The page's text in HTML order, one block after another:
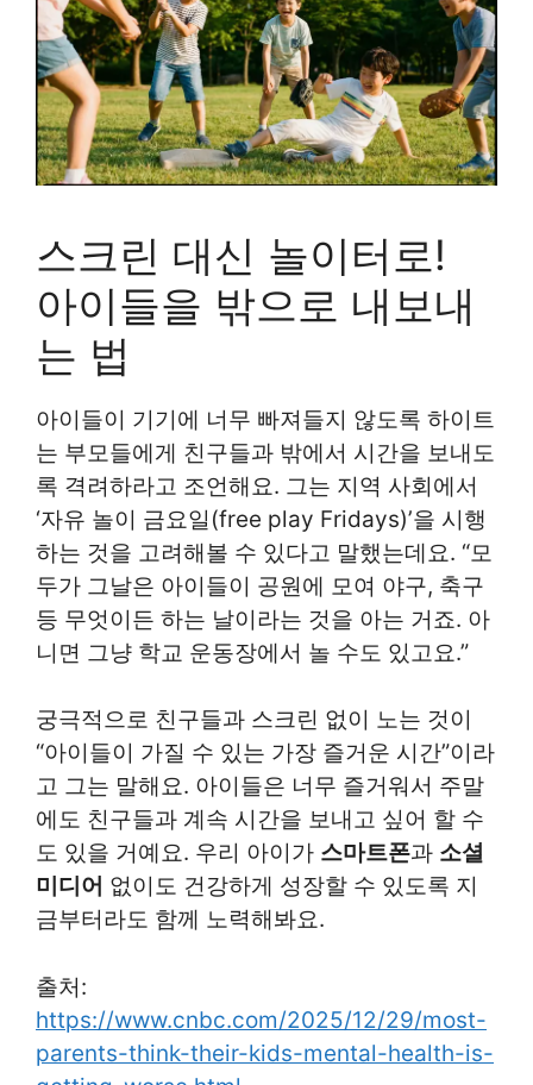
스크린 대신 놀이터로!
아이들을 밖으로 내보내
는 법
아이들이 기기에 너무 빠져들지 않도록 하이트
는 부모들에게 친구들과 밖에서 시간을 보내도
록 격려하라고 조언해요. 그는 지역 사회에서
‘자유 놀이 금요일(free play Fridays)’을 시행
하는 것을 고려해볼 수 있다고 말했는데요. “모
두가 그날은 아이들이 공원에 모여 야구, 축구
등 무엇이든 하는 날이라는 것을 아는 거죠. 아
니면 그냥 학교 운동장에서 놀 수도 있고요.”
궁극적으로 친구들과 스크린 없이 노는 것이
“아이들이 가질 수 있는 가장 즐거운 시간”이라
고 그는 말해요. 아이들은 너무 즐거워서 주말
에도 친구들과 계속 시간을 보내고 싶어 할 수
도 있을 거예요. 우리 아이가 스마트폰과 소셜
미디어 없이도 건강하게 성장할 수 있도록 지
금부터라도 함께 노력해봐요.
출처:
https://www.cnbc.com/2025/12/29/most-
parents-think-their-kids-mental-health-is-